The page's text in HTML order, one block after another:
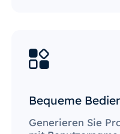
Bequeme
Generieren Sie